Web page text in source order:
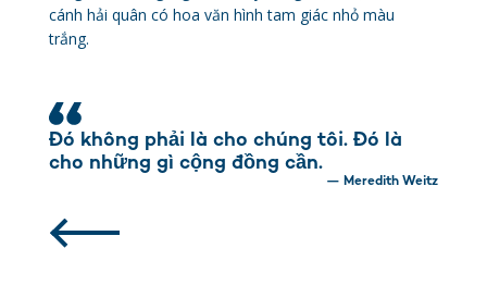
cánh hải quân có hoa văn hình tam giác nhỏ màu
trắng.
Đó không phải là cho chúng tôi. Đó là
cho những gì cộng đồng cần.
— Meredith Weitz